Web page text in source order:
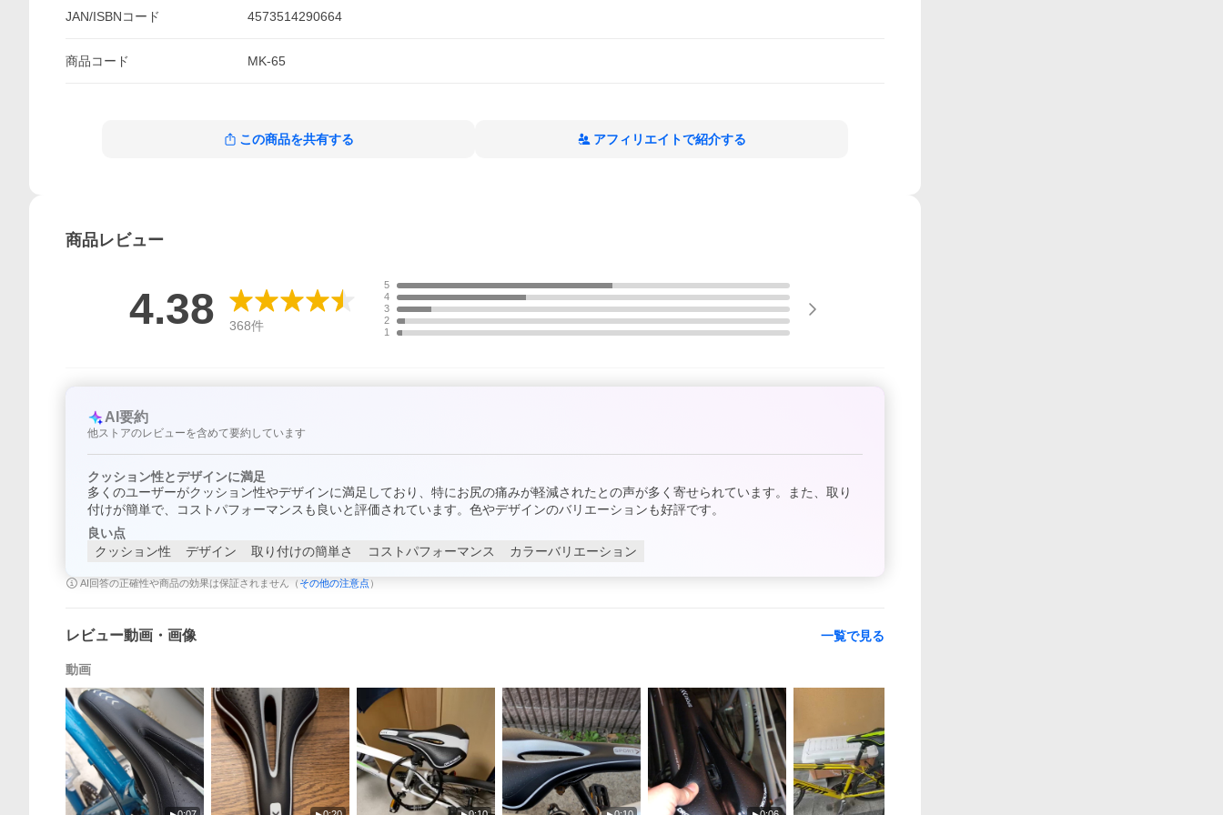
JAN/ISBNコード 4573514290664
商品コード MK-65
この商品を共有する アフィリエイトで紹介する
商品レビュー
4.38 368件
5
4
3
2
1
AI要約
他ストアのレビューを含めて要約しています
クッション性とデザインに満足
多くのユーザーがクッション性やデザインに満足しており、特にお尻の痛みが軽減されたとの声が多く寄せられています。また、取り
付けが簡単で、コストパフォーマンスも良いと評価されています。色やデザインのバリエーションも好評です。
良い点
クッション性
デザイン 取り付けの簡単さ コストパフォーマンス カラーバリエーション
AI回答の正確性や商品の効果は保証されません（ その他の注意点 ）
レビュー動画・画像 一覧で見る
動画